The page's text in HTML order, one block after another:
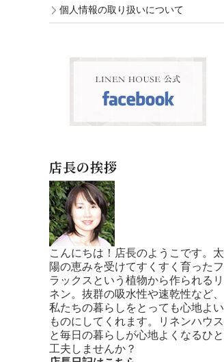
個人情報の取り扱いについて
店長の挨拶
こんにちは！店長のようこです。太
陽の恵みを受けてすくすく育ったフ
ラックスという植物から作られるリ
ネン。抜群の吸水性や速乾性など、
私たちの暮らしをとっても心地よい
ものにしてくれます。リネンハウス
と毎日の暮らしが心地よくなるひと
工夫しませんか？